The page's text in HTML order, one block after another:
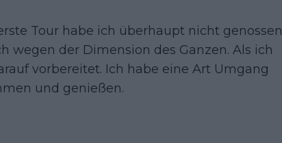
Tour habe ich überhaupt nicht genossen
wegen der Dimension des Ganzen. Als ich
vorbereitet. Ich habe eine Art Umgang
und genießen.